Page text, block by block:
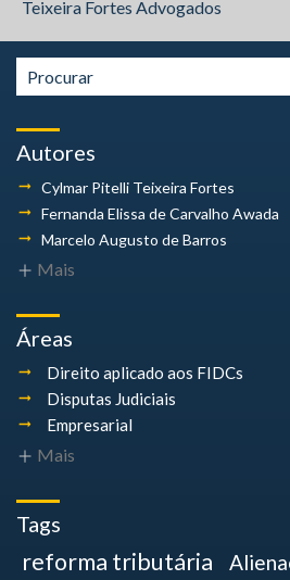
Teixeira Fortes Advogados
Autores
Cylmar Pitelli Teixeira Fortes
Fernanda Elissa de Carvalho Awada
Marcelo Augusto de Barros
Mais
Áreas
Direito aplicado aos FIDCs
Disputas Judiciais
Empresarial
Mais
Tags
reforma tributária